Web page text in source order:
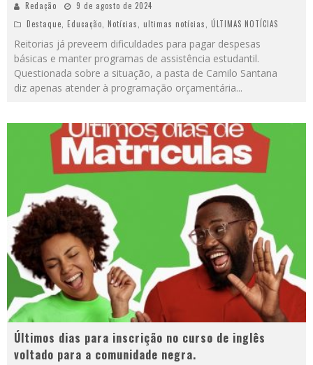
Redação
9 de agosto de 2024
Destaque Educação Notícias ultimas notícias ÚLTIMAS NOTÍCIAS
Reitorias já preveem dificuldades para pagar despesas
básicas e manter programas de assistência estudantil.
Questionada sobre a situação, a pasta de Camilo Santana
diz apenas atender à programação orçamentária...
Últimos dias para inscrição no curso de inglês
voltado para a comunidade negra.